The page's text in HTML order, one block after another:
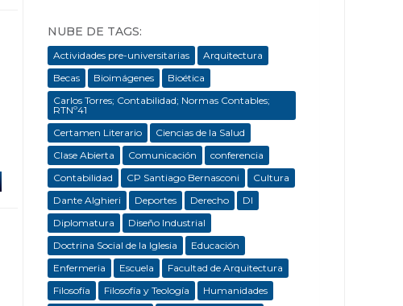
NUBE DE TAGS:
Actividades pre-universitarias
Arquitectura
Becas
Bioimágenes
Bioética
Carlos Torres; Contabilidad; Normas Contables;
RTNº41
Certamen Literario
Ciencias de la Salud
Clase Abierta
Comunicación
conferencia
Contabilidad
CP Santiago Bernasconi
Cultura
Dante Alghieri
Deportes Derecho
DI
Diplomatura
Diseño Industrial
Doctrina Social de la Iglesia
Educación
Enfermeria
Escuela
Facultad de Arquitectura
Filosofía
Filosofía y Teología
Humanidades